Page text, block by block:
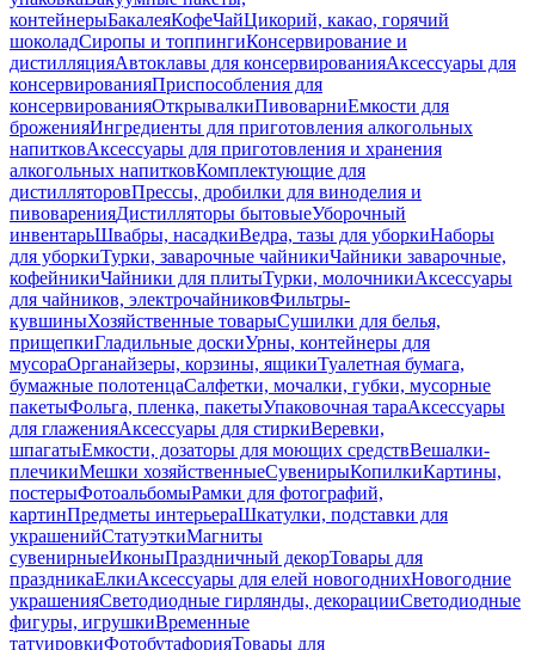
контейнерыБакалеяКофеЧайЦикорий, какао, горячий
шоколадСиропы и топпингиКонсервирование и
дистилляцияАвтоклавы для консервированияАксессуары для
консервированияПриспособления для
консервированияОткрывалкиПивоварниЕмкости для
броженияИнгредиенты для приготовления алкогольных
напитковАксессуары для приготовления и хранения
алкогольных напитковКомплектующие для
дистилляторовПрессы, дробилки для виноделия и
пивоваренияДистилляторы бытовыеУборочный
инвентарьШвабры, насадкиВедра, тазы для уборкиНаборы
для уборкиТурки, заварочные чайникиЧайники заварочные,
кофейникиЧайники для плитыТурки, молочникиАксессуары
для чайников, электрочайниковФильтры-
кувшиныХозяйственные товарыСушилки для белья,
прищепкиГладильные доскиУрны, контейнеры для
мусораОрганайзеры, корзины, ящикиТуалетная бумага,
бумажные полотенцаСалфетки, мочалки, губки, мусорные
пакетыФольга, пленка, пакетыУпаковочная тараАксессуары
для глаженияАксессуары для стиркиВеревки,
шпагатыЕмкости, дозаторы для моющих средствВешалки-
плечикиМешки хозяйственныеСувенирыКопилкиКартины,
постерыФотоальбомыРамки для фотографий,
картинПредметы интерьераШкатулки, подставки для
украшенийСтатуэткиМагниты
сувенирныеИконыПраздничный декорТовары для
праздникаЕлкиАксессуары для елей новогоднихНовогодние
украшенияСветодиодные гирлянды, декорацииСветодиодные
фигуры, игрушкиВременные
татуировкиФотобутафорияТовары для